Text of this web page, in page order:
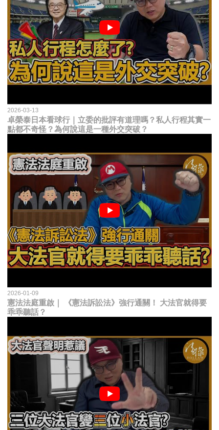
2026-03-13
卓榮泰日本看球行｜立委的批評有道理嗎？私人行程其實一
點都不奇怪？為何說這是一種外交突破？
2026-01-09
憲法法庭重啟｜ 《憲法訴訟法》強行通關！ 大法官就得要
乖乖聽話？